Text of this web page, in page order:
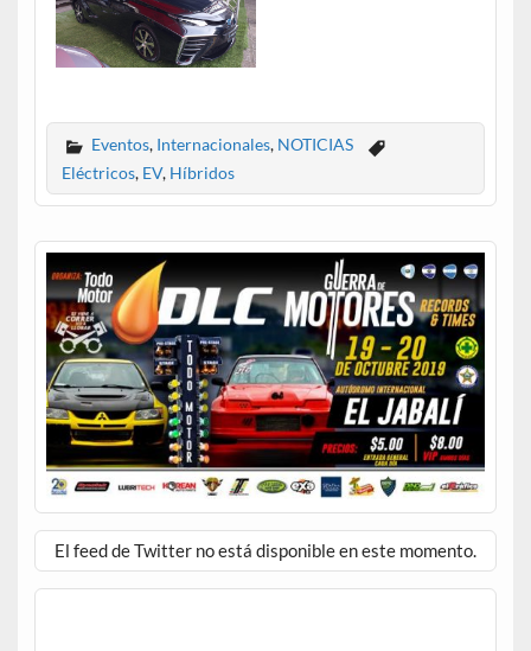
Eventos, Internacionales, NOTICIAS
Eléctricos, EV, Híbridos
El feed de Twitter no está disponible en este momento.